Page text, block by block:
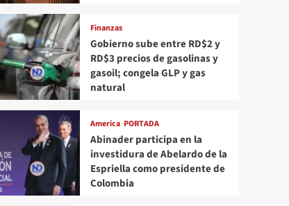
Finanzas
Gobierno sube entre RD$2 y
RD$3 precios de gasolinas y
gasoil; congela GLP y gas
natural
America PORTADA
Abinader participa en la
investidura de Abelardo de la
Espriella como presidente de
Colombia